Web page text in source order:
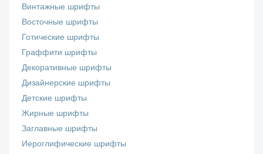
Винтажные шрифты
Восточные шрифты
Готические шрифты
Граффити шрифты
Декоративные шрифты
Дизайнерские шрифты
Детские шрифты
Жирные шрифты
Заглавные шрифты
Иероглифические шрифты